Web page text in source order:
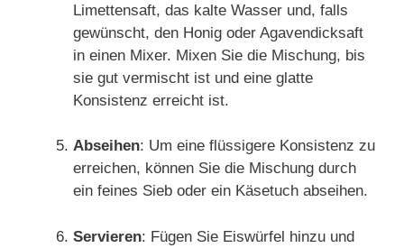
Limettensaft, das kalte Wasser und, falls
gewünscht, den Honig oder Agavendicksaft
in einen Mixer. Mixen Sie die Mischung, bis
sie gut vermischt ist und eine glatte
Konsistenz erreicht ist.
Abseihen: Um eine flüssigere Konsistenz zu
erreichen, können Sie die Mischung durch
ein feines Sieb oder ein Käsetuch abseihen.
Servieren: Fügen Sie Eiswürfel hinzu und